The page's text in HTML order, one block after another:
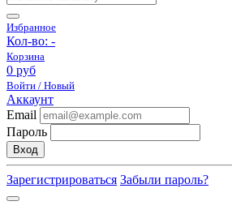
Избранное
Кол-во: -
Корзина
0 руб
Войти / Новый
Аккаунт
Email
Пароль
Вход
Зарегистрироваться Забыли пароль?